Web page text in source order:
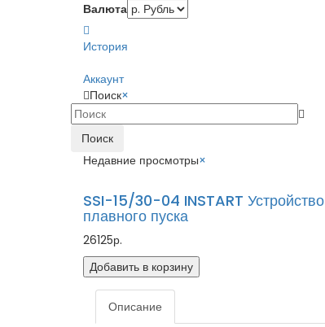
Валюта
История
Аккаунт
Поиск×
Поиск
Недавние просмотры×
SSI-15/30-04 INSTART Устройство
плавного пуска
26125р.
Добавить в корзину
Описание